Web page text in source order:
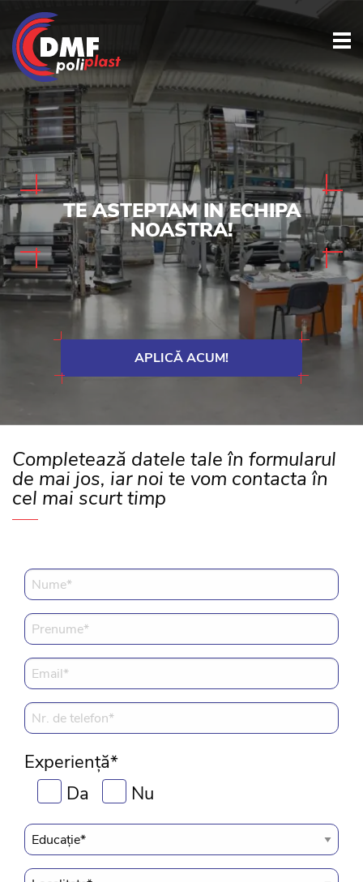
TE ASTEPTAMIN ECHIPA
NOASTRA!
APLICĂ ACUM!
Completează datele tale în formularul
de mai jos, iar noi te vom contacta în
cel mai scurt timp
Experiență*
Da
Nu